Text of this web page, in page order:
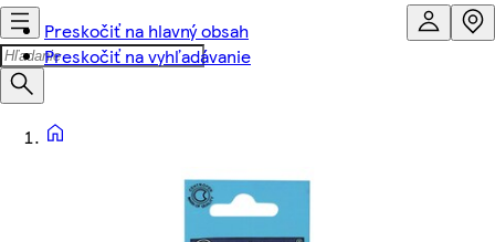
Preskočiť na hlavný obsah
Preskočiť na vyhľadávanie